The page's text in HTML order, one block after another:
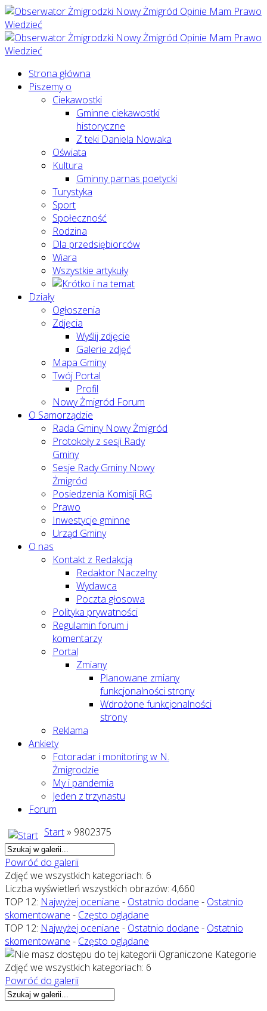
Strona główna
Piszemy o
Ciekawostki
Gminne ciekawostki
historyczne
Z teki Daniela Nowaka
Oświata
Kultura
Gminny parnas poetycki
Turystyka
Sport
Społeczność
Rodzina
Dla przedsiębiorców
Wiara
Wszystkie artykuły
Działy
Ogłoszenia
Zdjęcia
Wyślij zdjęcie
Galerie zdjęć
Mapa Gminy
Twój Portal
Profil
Nowy Żmigród Forum
O Samorządzie
Rada Gminy Nowy Żmigród
Protokoły z sesji Rady
Gminy
Sesje Rady Gminy Nowy
Żmigród
Posiedzenia Komisji RG
Prawo
Inwestycje gminne
Urząd Gminy
O nas
Kontakt z Redakcją
Redaktor Naczelny
Wydawca
Poczta głosowa
Polityka prywatności
Regulamin forum i
komentarzy
Portal
Zmiany
Planowane zmiany
funkcjonalności strony
Wdrożone funkcjonalności
strony
Reklama
Ankiety
Fotoradar i monitoring w N.
Żmigrodzie
My i pandemia
Jeden z trzynastu
Forum
Start » 9802375
Powróć do galerii
Zdjęć we wszystkich kategoriach: 6
Liczba wyświetleń wszystkich obrazów: 4,660
TOP 12: Najwyżej oceniane - Ostatnio dodane - Ostatnio
skomentowane - Często oglądane
TOP 12: Najwyżej oceniane - Ostatnio dodane - Ostatnio
skomentowane - Często oglądane
Ograniczone Kategorie
Zdjęć we wszystkich kategoriach: 6
Powróć do galerii